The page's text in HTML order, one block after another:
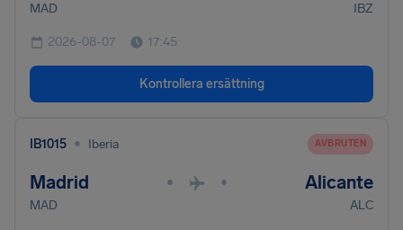
MAD IBZ
2026-08-07 17:45
Kontrollera ersättning
IB1015 • Iberia AVBRUTEN
Madrid • • Alicante
MAD ALC